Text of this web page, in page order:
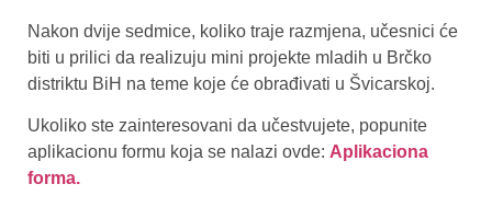
Nakon dvije sedmice, koliko traje razmjena, učesnici će
biti u prilici da realizuju mini projekte mladih u Brčko
distriktu BiH na teme koje će obrađivati u Švicarskoj.
Ukoliko ste zainteresovani da učestvujete, popunite
aplikacionu formu koja se nalazi ovde: Aplikaciona
forma.